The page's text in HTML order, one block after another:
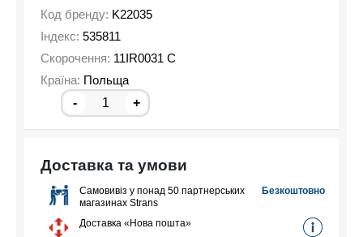
Код бренду: K22035
Індекс: 535811
Скорочення: 11IR0031 C
Країна: Польща
-
+
Доставка та умови
Самовивіз у понад 50 партнерських
магазинах Strans
Безкоштовно
Доставка «Нова пошта»